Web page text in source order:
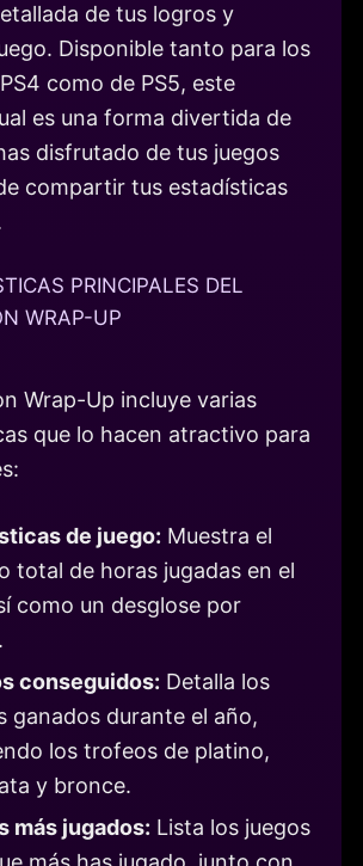
de tus logros y
Disponible tanto para los
como de PS5, este
es una forma divertida de
disfrutado de tus juegos
compartir tus estadísticas
PRINCIPALES DEL
WRAP-UP
Wrap-Up incluye varias
que lo hacen atractivo para
de juego: Muestra el
total de horas jugadas en el
como un desglose por
conseguidos: Detalla los
ganados durante el año,
los trofeos de platino,
y bronce.
más jugados: Lista los juegos